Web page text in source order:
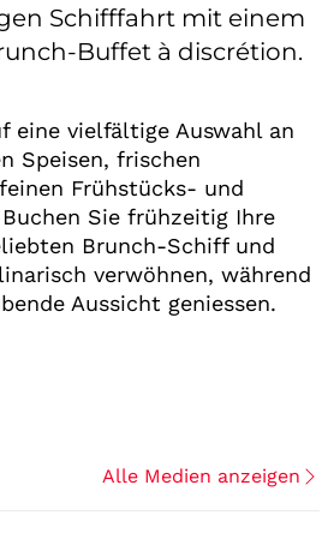
Schifffahrt mit einem
Buffet à discrétion.
eine vielfältige Auswahl an
Speisen, frischen
Frühstücks- und
Sie frühzeitig Ihre
Brunch-Schiff und
verwöhnen, während
Aussicht geniessen.
Alle Medien anzeigen